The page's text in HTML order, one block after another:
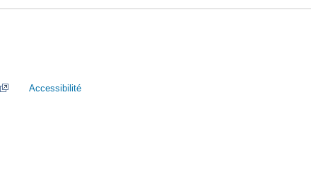
Accessibilité